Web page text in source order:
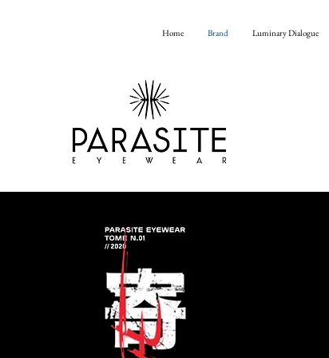
Home Brand Luminary Dialogue